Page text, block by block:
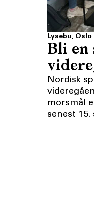
Lysebu, Oslo
Bli
Nordisk
morsmål
senest 15.